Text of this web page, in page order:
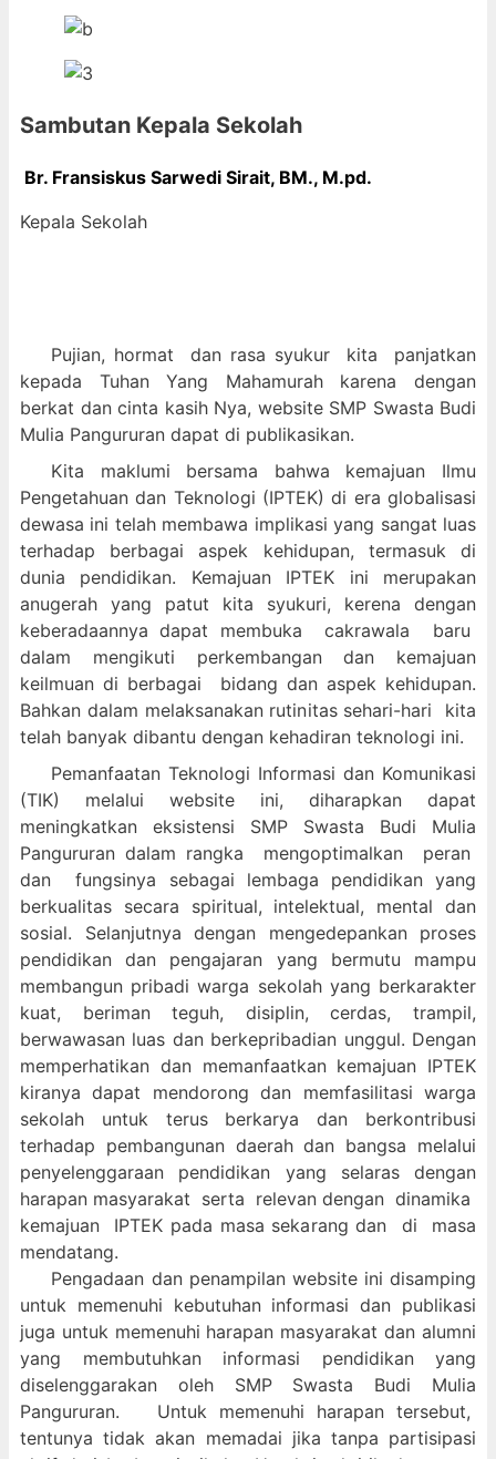
Sambutan Kepala Sekolah
Br. Fransiskus Sarwedi Sirait, BM., M.pd.
Kepala Sekolah
Pujian, hormat dan rasa syukur kita panjatkan
kepada Tuhan Yang Mahamurah karena dengan
berkat dan cinta kasih Nya, website SMP Swasta Budi
Mulia Pangururan dapat di publikasikan.
Kita maklumi bersama bahwa kemajuan Ilmu
Pengetahuan dan Teknologi (IPTEK) di era globalisasi
dewasa ini telah membawa implikasi yang sangat luas
terhadap berbagai aspek kehidupan, termasuk di
dunia pendidikan. Kemajuan IPTEK ini merupakan
anugerah yang patut kita syukuri, kerena dengan
keberadaannya dapat membuka cakrawala baru
dalam mengikuti perkembangan dan kemajuan
keilmuan di berbagai bidang dan aspek kehidupan.
Bahkan dalam melaksanakan rutinitas sehari-hari kita
telah banyak dibantu dengan kehadiran teknologi ini.
Pemanfaatan Teknologi Informasi dan Komunikasi
(TIK) melalui website ini, diharapkan dapat
meningkatkan eksistensi SMP Swasta Budi Mulia
Pangururan dalam rangka mengoptimalkan peran
dan fungsinya sebagai lembaga pendidikan yang
berkualitas secara spiritual, intelektual, mental dan
sosial. Selanjutnya dengan mengedepankan proses
pendidikan dan pengajaran yang bermutu mampu
membangun pribadi warga sekolah yang berkarakter
kuat, beriman teguh, disiplin, cerdas, trampil,
berwawasan luas dan berkepribadian unggul. Dengan
memperhatikan dan memanfaatkan kemajuan IPTEK
kiranya dapat mendorong dan memfasilitasi warga
sekolah untuk terus berkarya dan berkontribusi
terhadap pembangunan daerah dan bangsa melalui
penyelenggaraan pendidikan yang selaras dengan
harapan masyarakat serta relevan dengan dinamika
kemajuan IPTEK pada masa sekarang dan di masa
mendatang.
Pengadaan dan penampilan website ini disamping
untuk memenuhi kebutuhan informasi dan publikasi
juga untuk memenuhi harapan masyarakat dan alumni
yang membutuhkan informasi pendidikan yang
diselenggarakan oleh SMP Swasta Budi Mulia
Pangururan. Untuk memenuhi harapan tersebut,
tentunya tidak akan memadai jika tanpa partisipasi